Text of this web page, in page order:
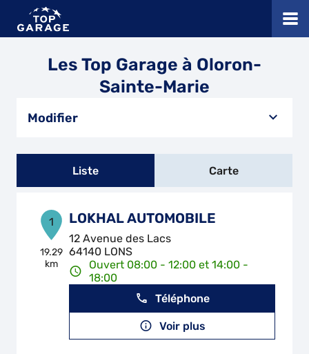
Les Top Garage à Oloron-
Sainte-Marie
Modifier
Liste Carte
1
19.29
km
LOKHAL AUTOMOBILE
12 Avenue des Lacs
64140 LONS
Ouvert 08:00 - 12:00 et 14:00 -
18:00
Téléphone
Voir plus